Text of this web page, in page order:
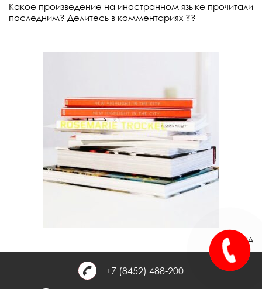
Какое произведение на иностранном языке прочитали
последним? Делитесь в комментариях ??
Назад
+7 (8452) 488-200